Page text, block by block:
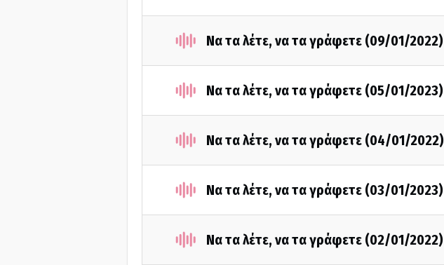
Nα τα λέτε, να τα γράφετε (09/01/2022)
Να τα λέτε, να τα γράφετε (05/01/2023)
Nα τα λέτε, να τα γράφετε (04/01/2022)
Να τα λέτε, να τα γράφετε (03/01/2023)
Nα τα λέτε, να τα γράφετε (02/01/2022)